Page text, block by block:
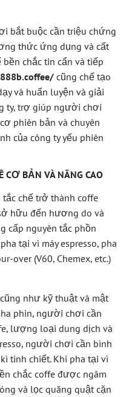
bắt buộc cần triệu chứng
thức ứng dụng và cất
chắc tin cẩn và tiếp
cũng chế tạo
và huấn luyện và giải
ty, trợ giúp người chơi
phiên bản và chuyên
của công ty yếu phiên
CƠ BẢN VÀ NÂNG CAO
tắc chế trở thành coffe
hữu đến hương do và
cấp nguyên tắc phồn
tại vì máy espresso, pha
over (V60, Chemex, etc.)
như kỹ thuật và mật
phin, người chơi cần
lượng loại dung dịch và
người chơi cần bình
tinh chiết. Khi pha tại vì
chắc coffe được ngâm
và lọc quăng quật cặn